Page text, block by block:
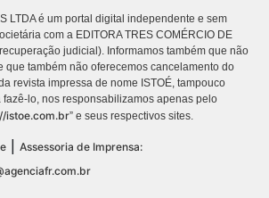
LTDA é um portal digital independente e sem
com a EDITORA TRES COMÉRCIO DE
judicial). Informamos também que não
que também não oferecemos cancelamento do
revista impressa de nome ISTOÉ, tampouco
lo, nos responsabilizamos apenas pelo
istoe.com.br” e seus respectivos sites.
Assessoria de Imprensa: